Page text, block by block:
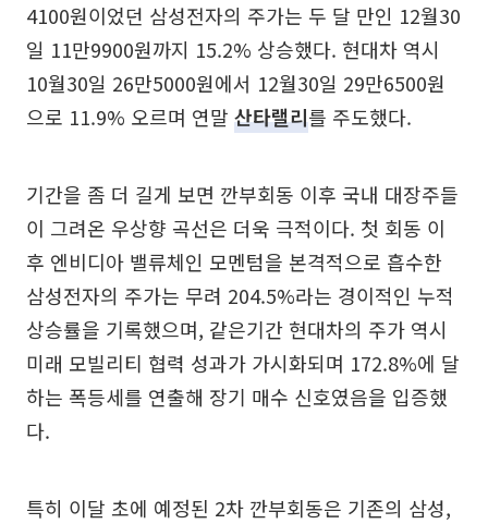
4100원이었던 삼성전자의 주가는 두 달 만인 12월30
일 11만9900원까지 15.2% 상승했다. 현대차 역시
10월30일 26만5000원에서 12월30일 29만6500원
으로 11.9% 오르며 연말 산타랠리를 주도했다.
기간을 좀 더 길게 보면 깐부회동 이후 국내 대장주들
이 그려온 우상향 곡선은 더욱 극적이다. 첫 회동 이
후 엔비디아 밸류체인 모멘텀을 본격적으로 흡수한
삼성전자의 주가는 무려 204.5%라는 경이적인 누적
상승률을 기록했으며, 같은기간 현대차의 주가 역시
미래 모빌리티 협력 성과가 가시화되며 172.8%에 달
하는 폭등세를 연출해 장기 매수 신호였음을 입증했
다.
특히 이달 초에 예정된 2차 깐부회동은 기존의 삼성,